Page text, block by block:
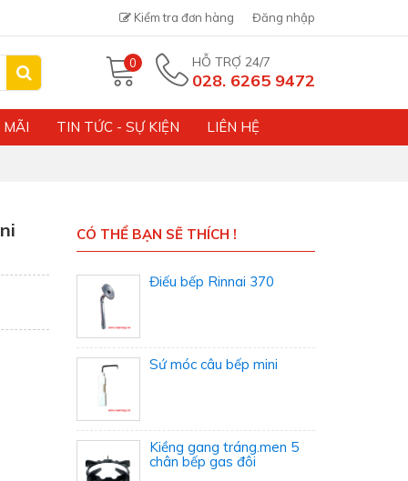
Kiểm tra đơn hàng Đăng nhập
0 HỖ TRỢ 24/7
028. 6265 9472
MÃI TIN TỨC - SỰ KIỆN LIÊN HỆ
CÓ THỂ BẠN SẼ THÍCH !
Điếu bếp Rinnai 370
Sứ móc câu bếp mini
Kiềng gang tráng.men 5
chân bếp gas đôi